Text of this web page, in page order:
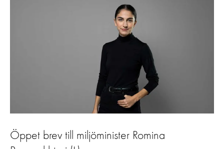
Öppet brev till miljöminister Romina